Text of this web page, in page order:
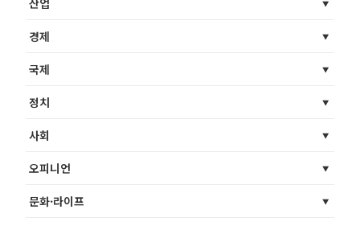
산업
경제
국제
정치
사회
오피니언
문화·라이프